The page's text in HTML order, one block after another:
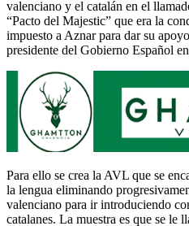
valenciano y el catalán en el
“Pacto del Majestic” que era la
impuesto a Aznar para dar su
presidente del Gobierno Español
Para ello se crea la AVL que se
la lengua eliminando
valenciano para ir introduciendo
catalanes. La muestra es que se le